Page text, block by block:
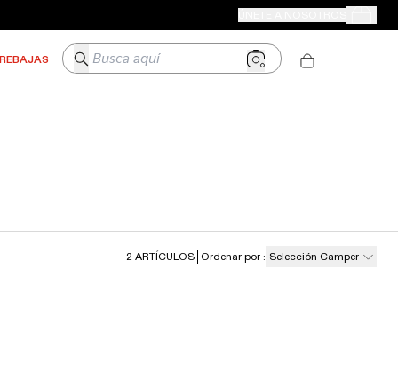
Tus
Busca aquí
2 ARTÍCULOS Ordenar por : Selección Camper